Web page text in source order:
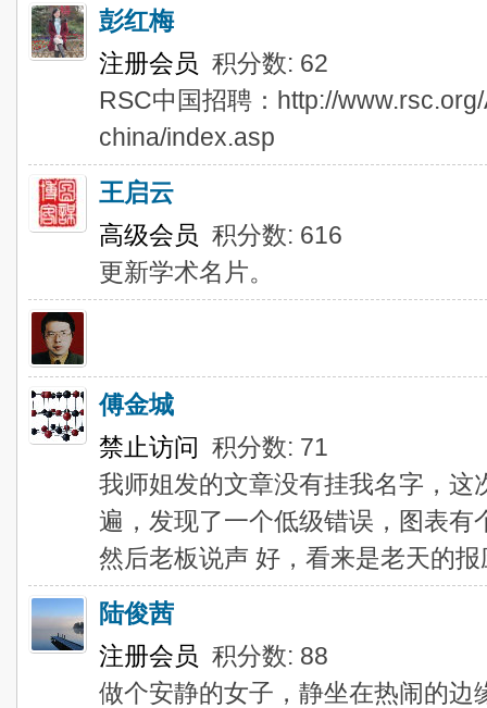
彭红梅
注册会员 积分数: 62
RSC中国招聘：http://
china/index.asp
王启云
高级会员 积分数: 616
更新学术名片。
傅金城
禁止访问 积分数: 71
我师姐发的文章没有挂我名字，
遍，发现了一个低级错误，图表
然后老板说声 好，看来是老天的报
陆俊茜
注册会员 积分数: 88
做个安静的女子，静坐在热闹的